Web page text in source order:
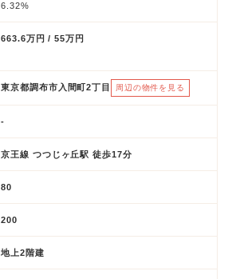
6.32%
663.6万円 / 55万円
東京都調布市入間町2丁目 周辺の物件を見る
-
京王線 つつじヶ丘駅 徒歩17分
80
200
地上2階建